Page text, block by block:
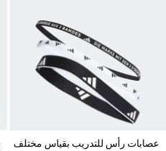
عصابات رأس للتدريب بقياس مختلف